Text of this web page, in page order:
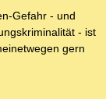
Gefahr - und
- ist
gern